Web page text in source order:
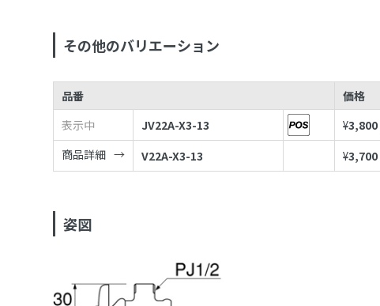
その他のバリエーション
品番 価格
表示中
JV22A-X3-13 ¥3,800
商品詳細
V22A-X3-13 ¥3,700
姿図